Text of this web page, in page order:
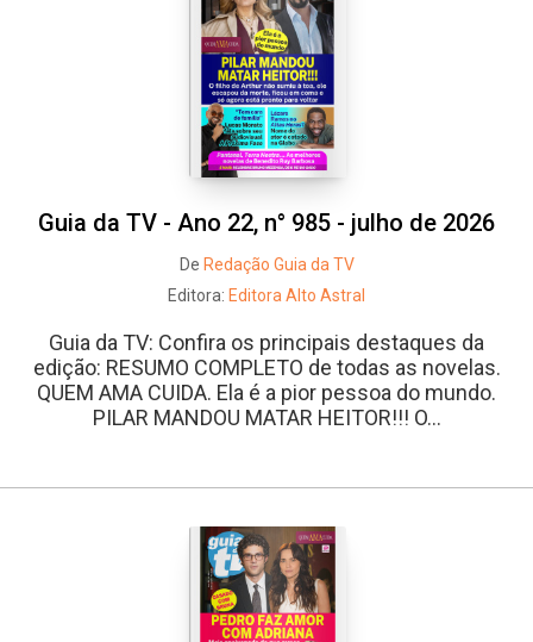
Guia da TV - Ano 22, n° 985 - julho de 2026
De Redação Guia da TV
Editora: Editora Alto Astral
Guia da TV: Confira os principais destaques da
edição: RESUMO COMPLETO de todas as novelas.
QUEM AMA CUIDA. Ela é a pior pessoa do mundo.
PILAR MANDOU MATAR HEITOR!!! O...